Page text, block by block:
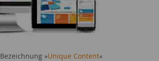
»Unique Content«